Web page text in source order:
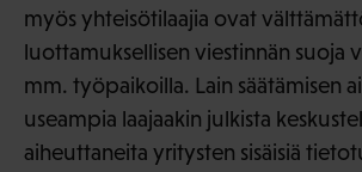
myös yhteisötilaajia ovat
luottamuksellisen viestinnän suoja
mm. työpaikoilla. Lain säätämisen
useampia laajaakin julkista
aiheuttaneita yritysten sisäisiä